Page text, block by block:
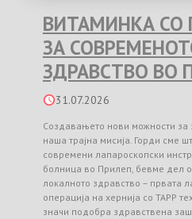
ВИТАМИНКА
ЗА
ЗДРАВСТВО ВО
31.07.2026
Создавањето нови можности за
наша трајна мисија. Горди сме
современи лапароскопски
болница во Прилеп, бевме дел
локалното здравство – првата
операција на хернија со TAPP
значи подобра здравствена